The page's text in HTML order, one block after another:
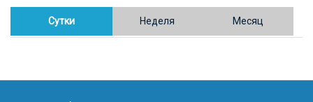
Полицейские пресекли незаконное выращивание
конопли в Таразе
Казахстан возглавил Договор о зоне, свободной от
Сутки Неделя Месяц